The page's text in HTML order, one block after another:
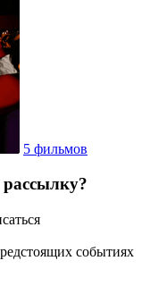
5 фильмов
событиях